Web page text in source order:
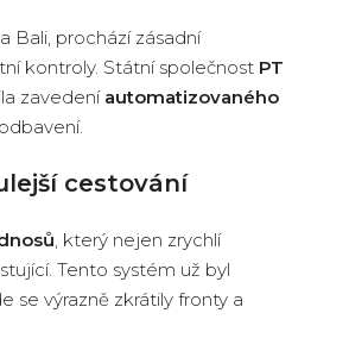
Bali, prochází zásadní
kontroly. Státní společnost PT
zavedení automatizovaného
cestování
, který nejen zrychlí
Tento systém už byl
se výrazně zkrátily fronty a